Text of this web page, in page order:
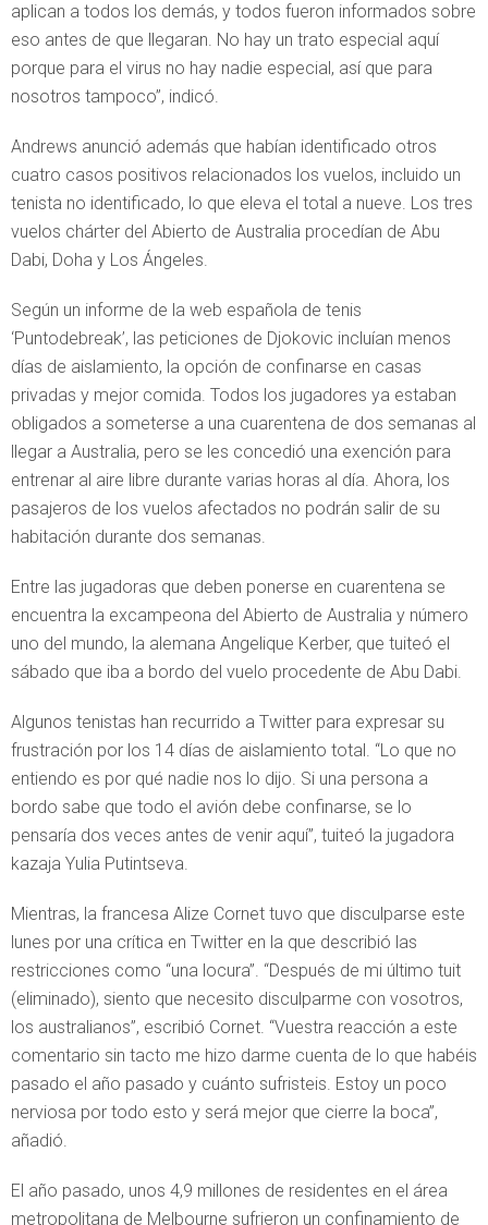
aplican a todos los demás, y todos fueron informados sobre
eso antes de que llegaran. No hay un trato especial aquí
porque para el virus no hay nadie especial, así que para
nosotros tampoco”, indicó.
Andrews anunció además que habían identificado otros
cuatro casos positivos relacionados los vuelos, incluido un
tenista no identificado, lo que eleva el total a nueve. Los tres
vuelos chárter del Abierto de Australia procedían de Abu
Dabi, Doha y Los Ángeles.
Según un informe de la web española de tenis
‘Puntodebreak’, las peticiones de Djokovic incluían menos
días de aislamiento, la opción de confinarse en casas
privadas y mejor comida. Todos los jugadores ya estaban
obligados a someterse a una cuarentena de dos semanas al
llegar a Australia, pero se les concedió una exención para
entrenar al aire libre durante varias horas al día. Ahora, los
pasajeros de los vuelos afectados no podrán salir de su
habitación durante dos semanas.
Entre las jugadoras que deben ponerse en cuarentena se
encuentra la excampeona del Abierto de Australia y número
uno del mundo, la alemana Angelique Kerber, que tuiteó el
sábado que iba a bordo del vuelo procedente de Abu Dabi.
Algunos tenistas han recurrido a Twitter para expresar su
frustración por los 14 días de aislamiento total. “Lo que no
entiendo es por qué nadie nos lo dijo. Si una persona a
bordo sabe que todo el avión debe confinarse, se lo
pensaría dos veces antes de venir aquí”, tuiteó la jugadora
kazaja Yulia Putintseva.
Mientras, la francesa Alize Cornet tuvo que disculparse este
lunes por una crítica en Twitter en la que describió las
restricciones como “una locura”. “Después de mi último tuit
(eliminado), siento que necesito disculparme con vosotros,
los australianos”, escribió Cornet. “Vuestra reacción a este
comentario sin tacto me hizo darme cuenta de lo que habéis
pasado el año pasado y cuánto sufristeis. Estoy un poco
nerviosa por todo esto y será mejor que cierre la boca”,
añadió.
El año pasado, unos 4,9 millones de residentes en el área
metropolitana de Melbourne sufrieron un confinamiento de